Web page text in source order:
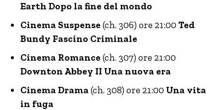
Earth Dopo la fine del mondo
Cinema Suspense (ch. 306) ore 21:00 Ted
Bundy Fascino Criminale
Cinema Romance (ch. 307) ore 21:00
Downton Abbey II Una nuova era
Cinema Drama (ch. 308) ore 21:00 Una vita
in fuga